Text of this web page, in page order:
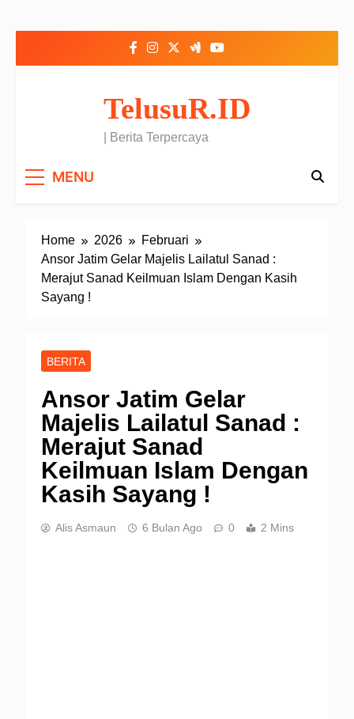
TelusuR.ID
| Berita Terpercaya
MENU
Home 2026
Februari
Ansor Jatim Gelar Majelis Lailatul Sanad :
Merajut Sanad Keilmuan Islam Dengan Kasih
Sayang !
BERITA
Ansor Jatim Gelar
Majelis Lailatul Sanad :
Merajut Sanad
Keilmuan Islam Dengan
Kasih Sayang !
Alis Asmaun 6 Bulan Ago 0 2 Mins